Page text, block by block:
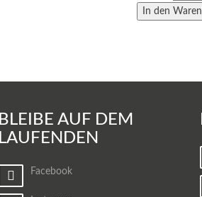
BLEIBE AUF DEM
LAUFENDEN
Facebook